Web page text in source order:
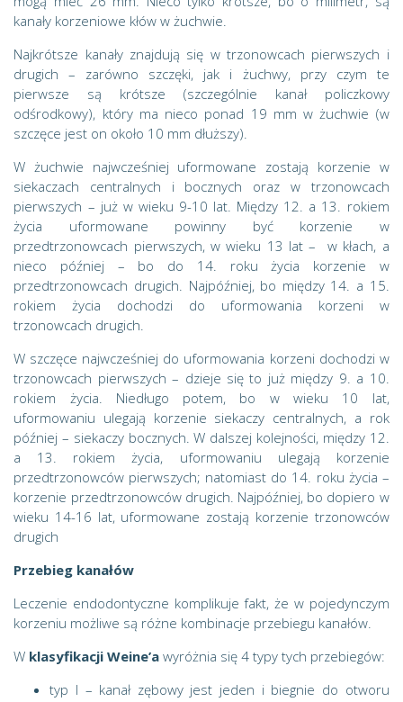
kanały korzeniowe kłów w żuchwie.
Najkrótsze kanały znajdują się w trzonowcach pierwszych i
drugich – zarówno szczęki, jak i żuchwy, przy czym te
pierwsze są krótsze (szczególnie kanał policzkowy
odśrodkowy), który ma nieco ponad 19 mm w żuchwie (w
szczęce jest on około 10 mm dłuższy).
W żuchwie najwcześniej uformowane zostają korzenie w
siekaczach centralnych i bocznych oraz w trzonowcach
pierwszych – już w wieku 9-10 lat. Między 12. a 13. rokiem
życia uformowane powinny być korzenie w
przedtrzonowcach pierwszych, w wieku 13 lat – w kłach, a
nieco później – bo do 14. roku życia korzenie w
przedtrzonowcach drugich. Najpóźniej, bo między 14. a 15.
rokiem życia dochodzi do uformowania korzeni w
trzonowcach drugich.
W szczęce najwcześniej do uformowania korzeni dochodzi w
trzonowcach pierwszych – dzieje się to już między 9. a 10.
rokiem życia. Niedługo potem, bo w wieku 10 lat,
uformowaniu ulegają korzenie siekaczy centralnych, a rok
później – siekaczy bocznych. W dalszej kolejności, między 12.
a 13. rokiem życia, uformowaniu ulegają korzenie
przedtrzonowców pierwszych; natomiast do 14. roku życia –
korzenie przedtrzonowców drugich. Najpóźniej, bo dopiero w
wieku 14-16 lat, uformowane zostają korzenie trzonowców
drugich
Przebieg kanałów
Leczenie endodontyczne komplikuje fakt, że w pojedynczym
korzeniu możliwe są różne kombinacje przebiegu kanałów.
W klasyfikacji Weine’a wyróżnia się 4 typy tych przebiegów:
typ I – kanał zębowy jest jeden i biegnie do otworu